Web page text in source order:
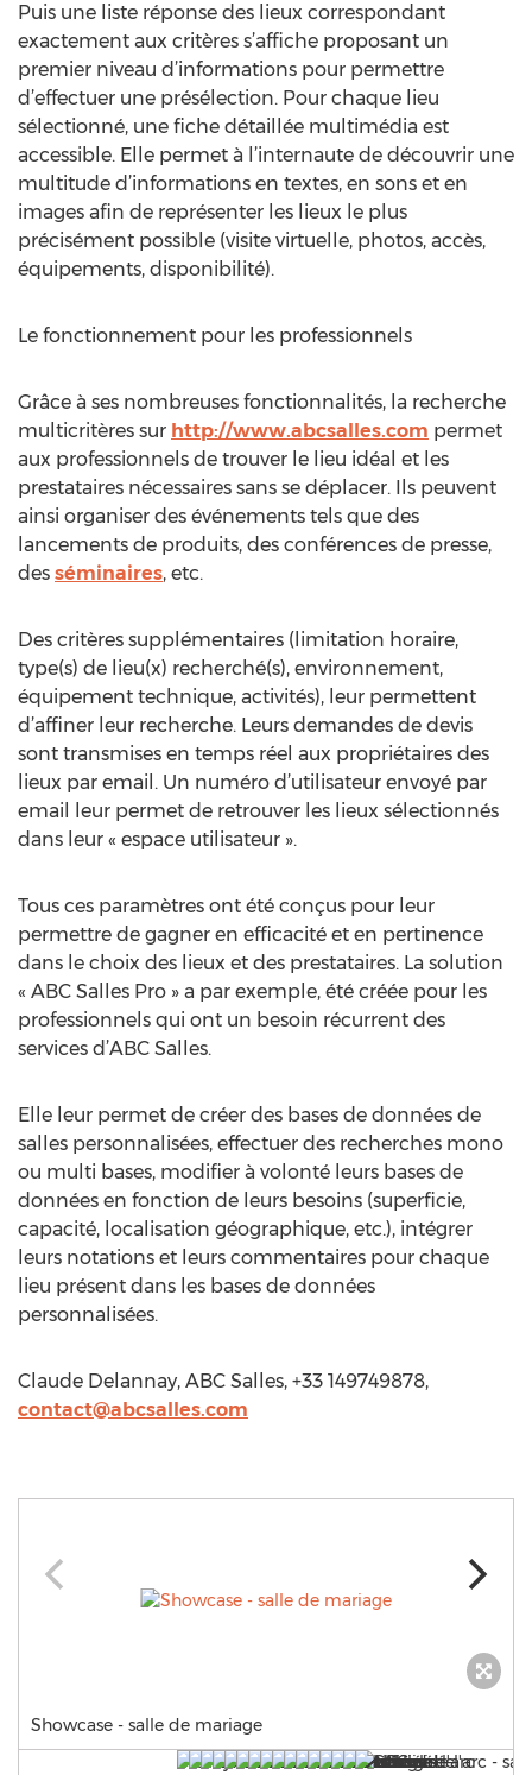
Puis une liste réponse des lieux correspondant
exactement aux critères s’affiche proposant un
premier niveau d’informations pour permettre
d’effectuer une présélection. Pour chaque lieu
sélectionné, une fiche détaillée multimédia est
accessible. Elle permet à l’internaute de découvrir une
multitude d’informations en textes, en sons et en
images afin de représenter les lieux le plus
précisément possible (visite virtuelle, photos, accès,
équipements, disponibilité).
Le fonctionnement pour les professionnels
Grâce à ses nombreuses fonctionnalités, la recherche
multicritères sur http://www.abcsalles.com permet
aux professionnels de trouver le lieu idéal et les
prestataires nécessaires sans se déplacer. Ils peuvent
ainsi organiser des événements tels que des
lancements de produits, des conférences de presse,
des séminaires, etc.
Des critères supplémentaires (limitation horaire,
type(s) de lieu(x) recherché(s), environnement,
équipement technique, activités), leur permettent
d’affiner leur recherche. Leurs demandes de devis
sont transmises en temps réel aux propriétaires des
lieux par email. Un numéro d’utilisateur envoyé par
email leur permet de retrouver les lieux sélectionnés
dans leur « espace utilisateur ».
Tous ces paramètres ont été conçus pour leur
permettre de gagner en efficacité et en pertinence
dans le choix des lieux et des prestataires. La solution
« ABC Salles Pro » a par exemple, été créée pour les
professionnels qui ont un besoin récurrent des
services d’ABC Salles.
Elle leur permet de créer des bases de données de
salles personnalisées, effectuer des recherches mono
ou multi bases, modifier à volonté leurs bases de
données en fonction de leurs besoins (superficie,
capacité, localisation géographique, etc.), intégrer
leurs notations et leurs commentaires pour chaque
lieu présent dans les bases de données
personnalisées.
Claude Delannay, ABC Salles, +33 149749878,
contact@abcsalles.com
Showcase - salle de mariage